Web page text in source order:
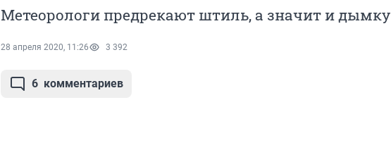
Метеорологи предрекают штиль, а значит и дымку
28 апреля 2020, 11:26 3 392
6 комментариев